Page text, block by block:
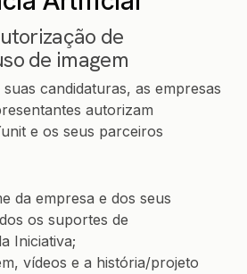
de
de imagem
candidaturas, as empresas
autorizam
e os seus parceiros
da empresa e dos seus
os suportes de
Iniciativa;
vídeos e a história/projeto